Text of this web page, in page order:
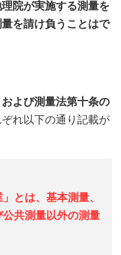
院が実施する測量を
を請け負うことはで
よび測量法第十条の
れ以下の通り記載が
」とは、基本測量、
共測量以外の測量